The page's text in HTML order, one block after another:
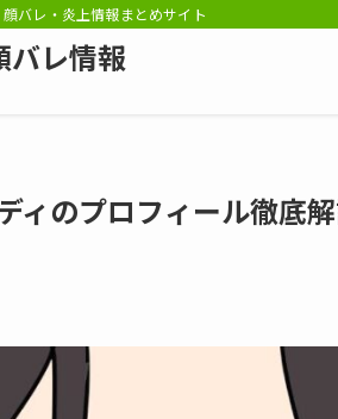
バレ・炎上情報まとめサイト
レ情報
ィのプロフィール徹底